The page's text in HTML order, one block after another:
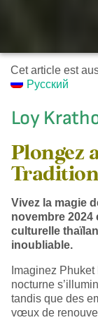
Cet article est
Русский
Loy
Plongez
Vivez la magie
novembre 2024
culturelle
inoubliable.
Imaginez
nocturne
tandis que des
vœux de